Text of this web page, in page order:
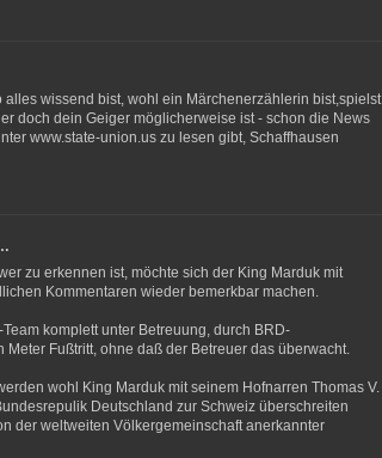
alles wissend bist, wohl ein Märchenerzählerin bist,spielst
doch dein Geiger möglicherweise ist - schon die News
www.state-union.us zu lesen gibt, Schaffhausen
zu erkennen ist, möchte sich der King Marduk mit
Kommentaren wieder bemerkbar machen.
komplett unter Betreuung, durch BRD-
Meter Fußtritt, ohne daß der Betreuer das überwacht.
wohl King Marduk mit seinem Hofnarren Thomas V.
Deutschland zur Schweiz überschreiten
der weltweiten Völkergemeinschaft anerkannter